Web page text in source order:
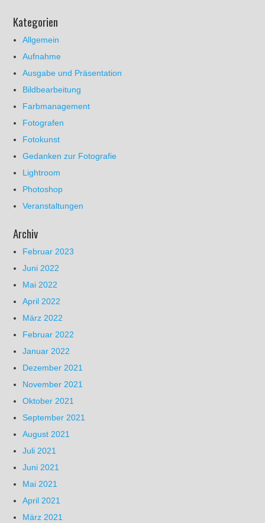
Kategorien
Allgemein
Aufnahme
Ausgabe und Präsentation
Bildbearbeitung
Farbmanagement
Fotografen
Fotokunst
Gedanken zur Fotografie
Lightroom
Photoshop
Veranstaltungen
Archiv
Februar 2023
Juni 2022
Mai 2022
April 2022
März 2022
Februar 2022
Januar 2022
Dezember 2021
November 2021
Oktober 2021
September 2021
August 2021
Juli 2021
Juni 2021
Mai 2021
April 2021
März 2021